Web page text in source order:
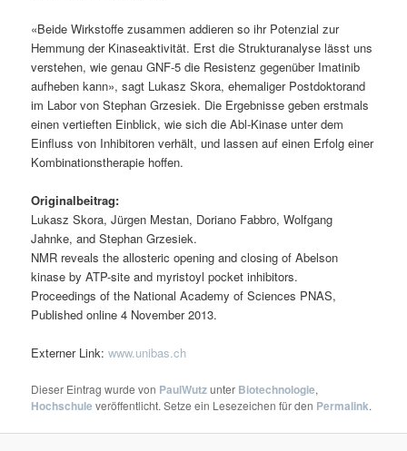
«Beide Wirkstoffe zusammen addieren so ihr Potenzial zur
Hemmung der Kinaseaktivität. Erst die Strukturanalyse lässt uns
verstehen, wie genau GNF-5 die Resistenz gegenüber Imatinib
aufheben kann», sagt Lukasz Skora, ehemaliger Postdoktorand
im Labor von Stephan Grzesiek. Die Ergebnisse geben erstmals
einen vertieften Einblick, wie sich die Abl-Kinase unter dem
Einfluss von Inhibitoren verhält, und lassen auf einen Erfolg einer
Kombinationstherapie hoffen.
Originalbeitrag:
Lukasz Skora, Jürgen Mestan, Doriano Fabbro, Wolfgang
Jahnke, and Stephan Grzesiek.
NMR reveals the allosteric opening and closing of Abelson
kinase by ATP-site and myristoyl pocket inhibitors.
Proceedings of the National Academy of Sciences PNAS,
Published online 4 November 2013.
Externer Link:www.unibas.ch
Dieser Eintrag wurde von PaulWutzunter Biotechnologie,
Hochschule veröffentlicht. Setze ein Lesezeichen für den Permalink.